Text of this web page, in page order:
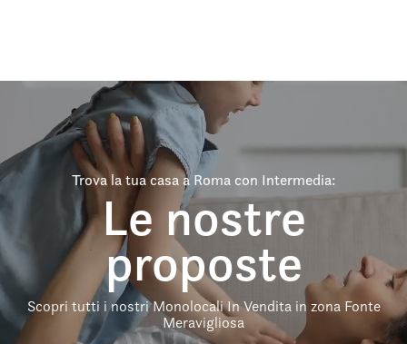
Trova la tua casa a Roma con Intermedia:
Le nostre
proposte
Scopri tutti i nostri Monolocali In Vendita in zona Fonte
Meravigliosa